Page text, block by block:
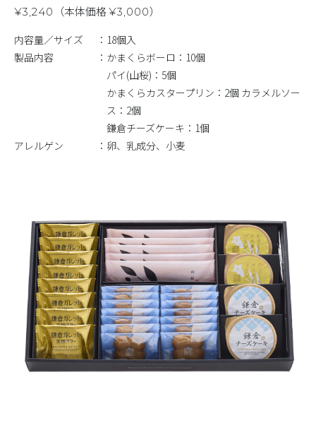
¥3,240 （本体価格¥3,000）
内容量／サイズ
18個入
製品内容
かまくらボーロ：10個
パイ(山桜)：5個
かまくらカスタープリン：2個 カラメルソー
ス：2個
鎌倉チーズケーキ：1個
アレルゲン
卵、乳成分、小麦